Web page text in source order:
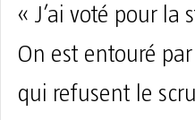
« J’ai voté pour la
On est entouré
qui refusent le